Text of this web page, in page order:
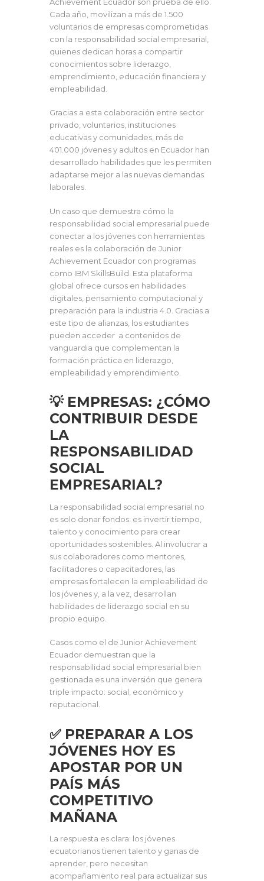
Cada año, movilizan a más de 1.500
voluntarios de empresas comprometidas
con la responsabilidad social empresarial,
quienes dedican horas a compartir
conocimientos sobre liderazgo,
emprendimiento, educación financiera y
empleabilidad.
Gracias a esta colaboración entre sector
privado, voluntarios, instituciones
educativas y comunidades, más de
401.000 jóvenes y adultos en Ecuador han
desarrollado habilidades que les permiten
adaptarse mejor a las nuevas demandas
laborales.
Un caso que demuestra cómo la
responsabilidad social empresarial puede
conectar a los jóvenes con herramientas
reales es la colaboración de Junior
Achievement Ecuador con programas
como IBM SkillsBuild. Esta plataforma
global ofrece cursos en habilidades
digitales, pensamiento computacional y
preparación para la industria 4.0. Gracias a
este tipo de alianzas, los estudiantes
pueden acceder a contenidos de
vanguardia que complementan la
formación práctica en liderazgo,
empleabilidad y emprendimiento.
💡 EMPRESAS: ¿CÓMO
CONTRIBUIR DESDE
LA
RESPONSABILIDAD
SOCIAL
EMPRESARIAL?
La responsabilidad social empresarial no
es solo donar fondos: es invertir tiempo,
talento y conocimiento para crear
oportunidades sostenibles. Al involucrar a
sus colaboradores como mentores,
facilitadores o capacitadores, las
empresas fortalecen la empleabilidad de
los jóvenes y, a la vez, desarrollan
habilidades de liderazgo social en su
propio equipo.
Casos como el de Junior Achievement
Ecuador demuestran que la
responsabilidad social empresarial bien
gestionada es una inversión que genera
triple impacto: social, económico y
reputacional.
✅ PREPARAR A LOS
JÓVENES HOY ES
APOSTAR POR UN
PAÍS MÁS
COMPETITIVO
MAÑANA
La respuesta es clara: los jóvenes
ecuatorianos tienen talento y ganas de
aprender, pero necesitan
acompañamiento real para actualizar sus